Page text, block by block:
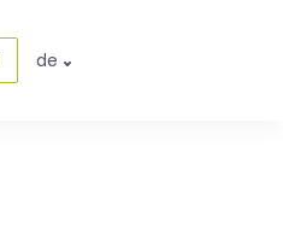
de